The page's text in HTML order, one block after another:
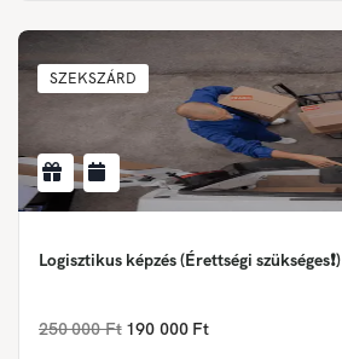
SZEKSZÁRD
Logisztikus képzés (Érettségi szükséges❗)
250 000 Ft 190 000 Ft